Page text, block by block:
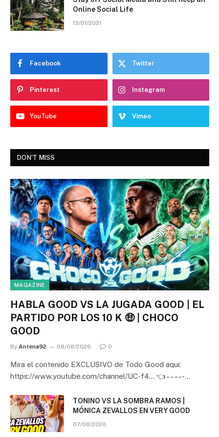
Online Social Life
13/01/2021
Facebook Twitter
Pinterest Instagram
YouTube Vimeo
DON'T MISS
MAGAZINE
HABLA GOOD VS LA JUGADA GOOD | EL
PARTIDO POR LOS 10 K 🤑 | CHOCO
GOOD
By Antena92 08/08/2026 0
Mira el contenido EXCLUSIVO de Todo Good aqui:
https://www.youtube.com/channel/UC-f4… 👈 – – – – -…
TONINO VS LA SOMBRA RAMOS |
MÓNICA ZEVALLOS EN VERY GOOD
07/08/2026